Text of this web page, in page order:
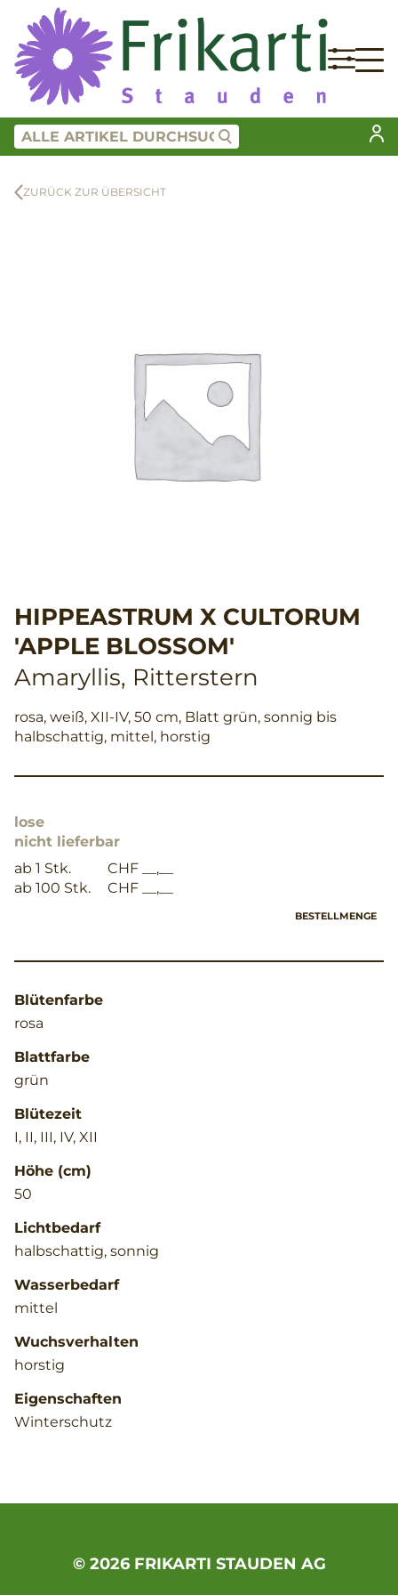
ZURÜCK ZUR ÜBERSICHT
HIPPEASTRUM X CULTORUM
'APPLE BLOSSOM'
Amaryllis, Ritterstern
rosa, weiß, XII-IV, 50 cm, Blatt grün, sonnig bis
halbschattig, mittel, horstig
lose
nicht lieferbar
ab 1 Stk.
CHF __,__
ab 100 Stk.
CHF __,__
BESTELLMENGE
Blütenfarbe
rosa
Blattfarbe
grün
Blütezeit
I, II, III, IV, XII
Höhe (cm)
50
Lichtbedarf
halbschattig, sonnig
Wasserbedarf
mittel
Wuchsverhalten
horstig
Eigenschaften
Winterschutz
© 2026 FRIKARTI STAUDEN AG